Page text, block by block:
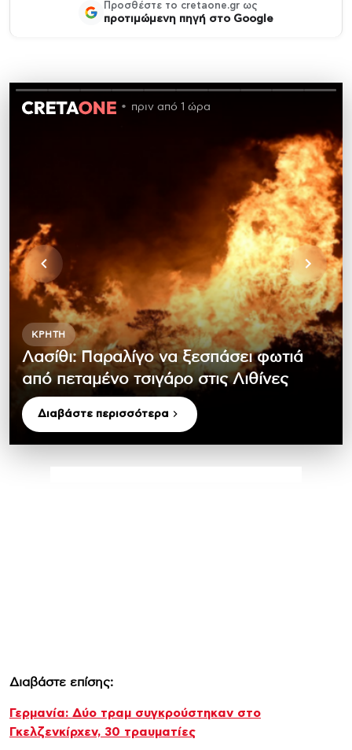
Προσθέστε το cretaone.gr ως
προτιμώμενη πηγή στο Google
πριν από 1 ώρα
ΚΡΉΤΗ
Λασίθι: Παραλίγο να ξεσπάσει φωτιά
από πεταμένο τσιγάρο στις Λιθίνες
Διαβάστε περισσότερα
Διαβάστε επίσης:
Γερμανία: Δύο τραμ συγκρούστηκαν στο
Γκελζενκίρχεν, 30 τραυματίες